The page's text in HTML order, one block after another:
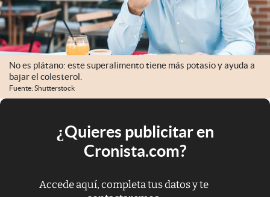
No es plátano: este superalimento tiene más potasio y ayuda a
bajar el colesterol.
Fuente: Shutterstock
¿Quieres publicitar en
Cronista.com?
Accede aquí, completa tus datos y te